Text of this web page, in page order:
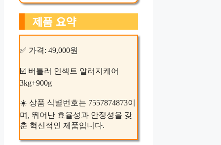
제품 요약
✅ 가격: 49,000원
☑️ 버틀러 인섹트 알러지케어
3kg+900g
☀️ 상품 식별번호는 7557874873이
며, 뛰어난 효율성과 안정성을 갖
춘 혁신적인 제품입니다.